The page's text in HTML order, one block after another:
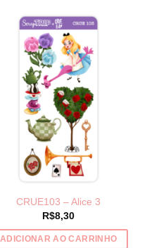
tem
várias
variantes.
As
opções
podem
ser
escolhidas
na
página
produto
CRUE103 – Alice 3
R$8,30
ADICIONAR AO CARRINHO